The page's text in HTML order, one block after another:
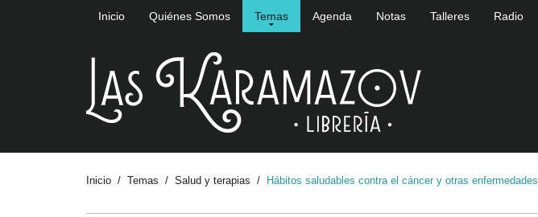
Inicio Quiénes Somos Temas Agenda Notas Talleres Radio
Inicio Temas Salud y terapias Hábitos saludables contra el cáncer y otras enfermedades